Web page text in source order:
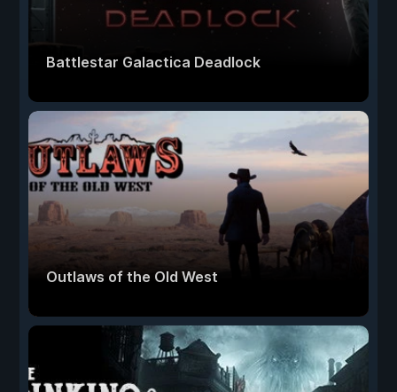
Battlestar Galactica Deadlock
Outlaws of the Old West